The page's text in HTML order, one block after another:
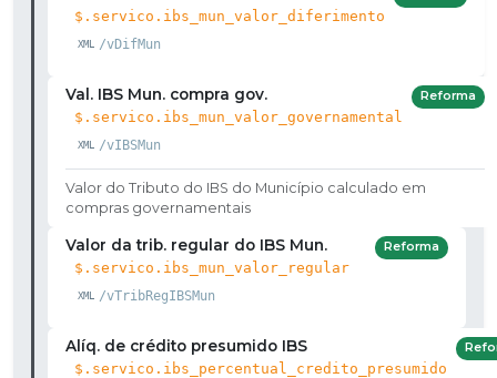
$.servico.ibs_mun_valor_diferimento
/vDifMun
Val. IBS Mun. compra gov.
$.servico.ibs_mun_valor_governamental
/vIBSMun
Reforma
Valor do Tributo do IBS do Município calculado em
compras governamentais
Valor da trib. regular do IBS Mun.
$.servico.ibs_mun_valor_regular
/vTribRegIBSMun
Reforma
Alíq. de crédito presumido IBS
$.servico.ibs_percentual_credito_presumido